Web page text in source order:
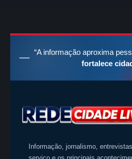
“A informação aproxima
fortalece
Informação, jornalismo,